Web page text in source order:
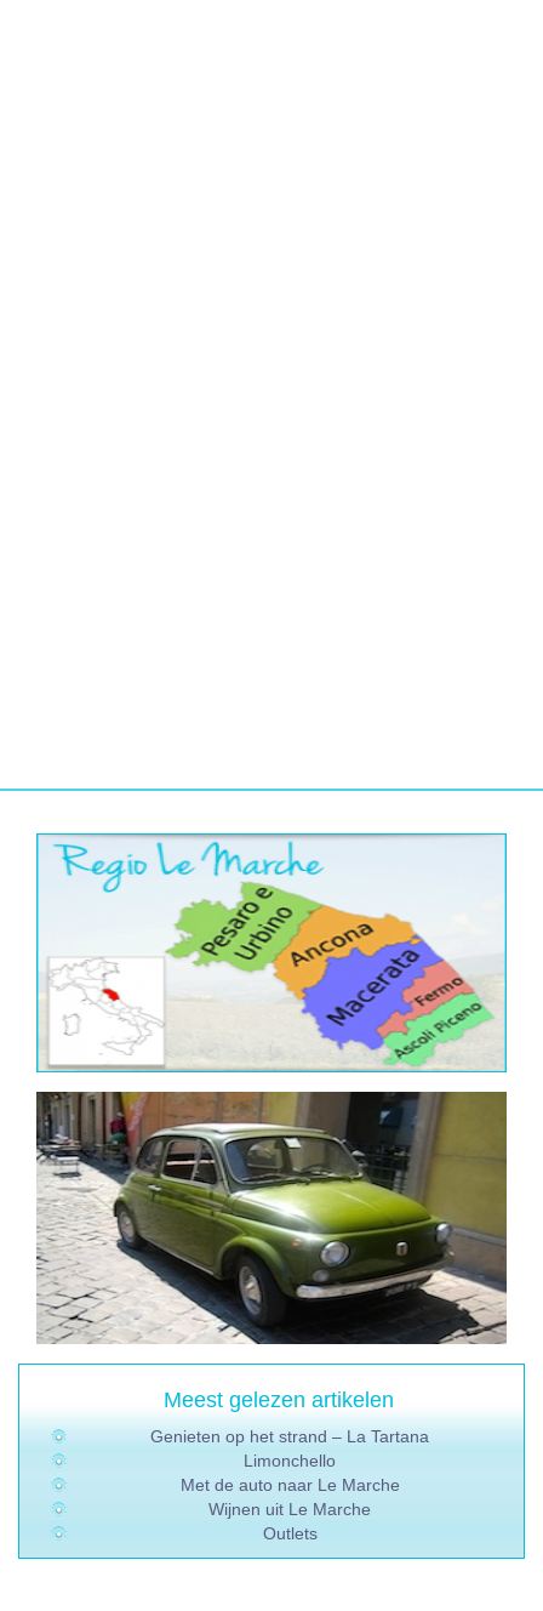
Meest gelezen artikelen
Genieten op het strand – La Tartana
Limonchello
Met de auto naar Le Marche
Wijnen uit Le Marche
Outlets